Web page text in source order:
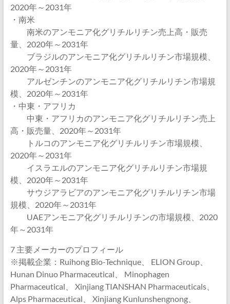
2020年～2031年
・南米
南米のアンモニア化グリチルリチン売上高・販売
量、2020年～2031年
ブラジルのアンモニア化グリチルリチン市場規模、
2020年～2031年
アルゼンチンのアンモニア化グリチルリチン市場規
模、2020年～2031年
・中東・アフリカ
中東・アフリカのアンモニア化グリチルリチン売上
高・販売量、2020年～2031年
トルコのアンモニア化グリチルリチン市場規模、
2020年～2031年
イスラエルのアンモニア化グリチルリチン市場規
模、2020年～2031年
サウジアラビアのアンモニア化グリチルリチン市場
規模、2020年～2031年
UAEアンモニア化グリチルリチンの市場規模、2020
年～2031年
7 主要メーカーのプロフィール
※掲載企業：Ruihong Bio-Technique、 ELION Group、
Hunan Dinuo Pharmaceutical、 Minophagen
Pharmaceutical、 Xinjiang TIANSHAN Pharmaceuticals、
Alps Pharmaceutical、 Xinjiang Kunlunshengnong、